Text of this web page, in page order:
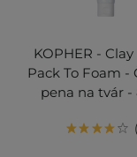
KOPHER -
Pack To Foam -
pena na tvár